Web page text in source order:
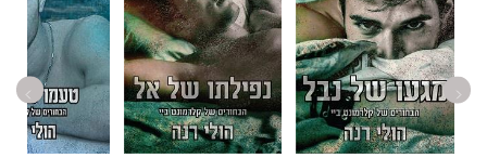
לא היה שום מקום למשא ומתן.
הוא גנב את ליבי. ללא אזהרה, ללא אישור.